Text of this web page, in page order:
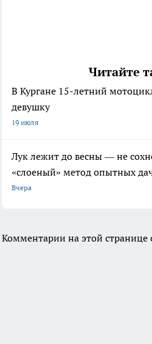
Читайте
В Кургане 15-летний
девушку
19 июля
Лук лежит до весны — не
«слоеный» метод опытных
Вчера
Комментарии на этой